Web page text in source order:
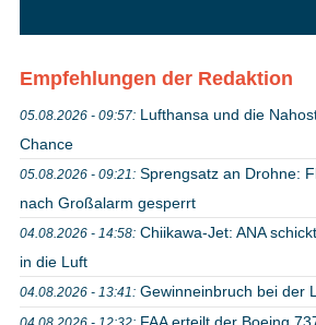
Empfehlungen der Redaktion
05.08.2026 - 09:57: Lufthansa und die
Chance
05.08.2026 - 09:21: Sprengsatz an Drohne:
nach Großalarm gesperrt
04.08.2026 - 14:58: Chiikawa-Jet: ANA
in die Luft
04.08.2026 - 13:41: Gewinneinbruch bei der